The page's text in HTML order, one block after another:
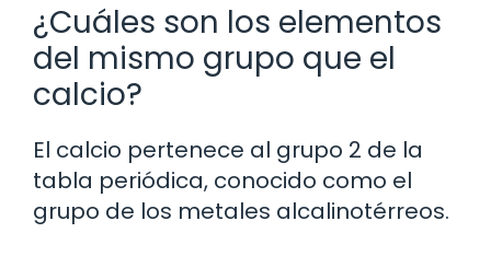
¿Cuáles son los elementos
del mismo grupo que el
calcio?
El calcio pertenece al grupo 2 de la
tabla periódica, conocido como el
grupo de los metales alcalinotérreos.